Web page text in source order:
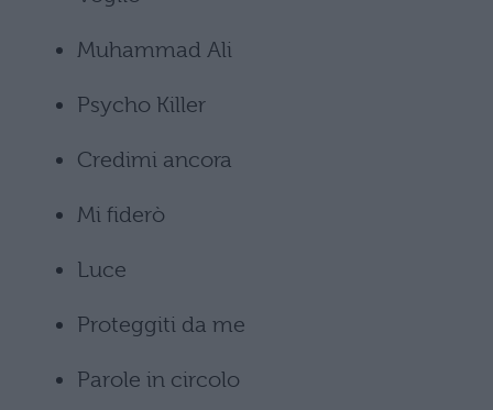
Muhammad Ali
Psycho Killer
Credimi ancora
Mi fiderò
Luce
Proteggiti da me
Parole in circolo